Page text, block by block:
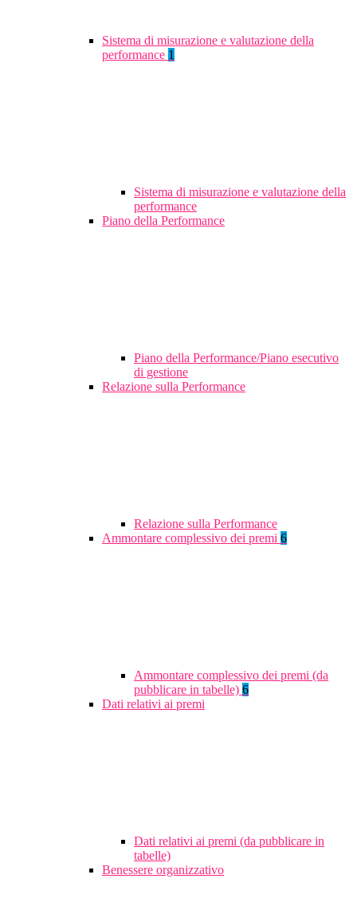
Sistema di misurazione e valutazione della
performance 1
Sistema di misurazione e valutazione della
performance
Piano della Performance
Piano della Performance/Piano esecutivo
di gestione
Relazione sulla Performance
Relazione sulla Performance
Ammontare complessivo dei premi 6
Ammontare complessivo dei premi (da
pubblicare in tabelle) 6
Dati relativi ai premi
Dati relativi ai premi (da pubblicare in
tabelle)
Benessere organizzativo